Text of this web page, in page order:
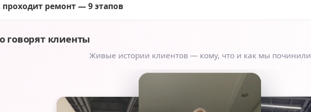
проходит ремонт — 9 этапов
говорят клиенты
Живые истории клиентов — кому, что и как мы починили